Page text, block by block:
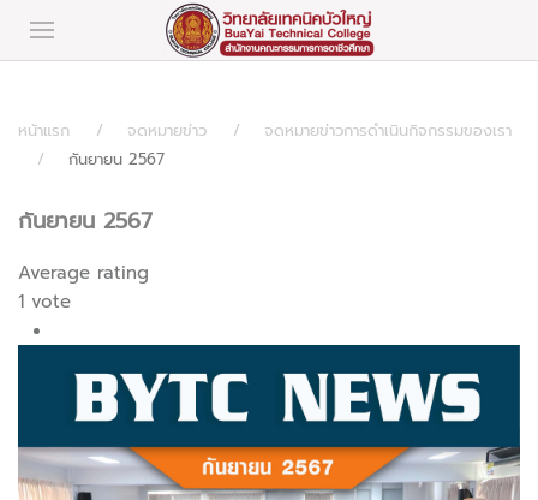
หน้าแรก จดหมายข่าว
จดหมายข่าวการดำเนินกิจกรรมของเรา
กันยายน 2567
กันยายน 2567
Average rating
1 vote
4
5